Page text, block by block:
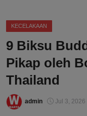
KECELAKAAN
9 Biksu
Pikap oleh
Thailand
admin Jul 3, 2026